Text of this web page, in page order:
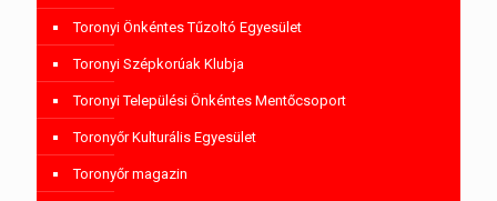
Toronyi Önkéntes Tűzoltó Egyesület
Toronyi Szépkorúak Klubja
Toronyi Települési Önkéntes Mentőcsoport
Toronyőr Kulturális Egyesület
Toronyőr magazin